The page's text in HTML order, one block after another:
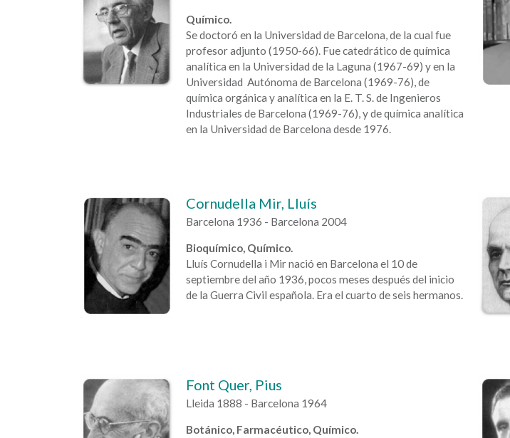
Químico.
Se doctoró en la Universidad de Barcelona, de la cual fue
profesor adjunto (1950-66). Fue catedrático de química
analítica en la Universidad de la Laguna (1967-69) y en la
Universidad Autónoma de Barcelona (1969-76), de
química orgánica y analítica en la E. T. S. de Ingenieros
Industriales de Barcelona (1969-76), y de química analítica
en la Universidad de Barcelona desde 1976.
Cornudella Mir, Lluís
Barcelona 1936 - Barcelona 2004
Bioquímico, Químico.
Lluís Cornudella i Mir nació en Barcelona el 10 de
septiembre del año 1936, pocos meses después del inicio
de la Guerra Civil española. Era el cuarto de seis hermanos.
Font Quer, Pius
Lleida 1888 - Barcelona 1964
Botánico, Farmacéutico, Químico.